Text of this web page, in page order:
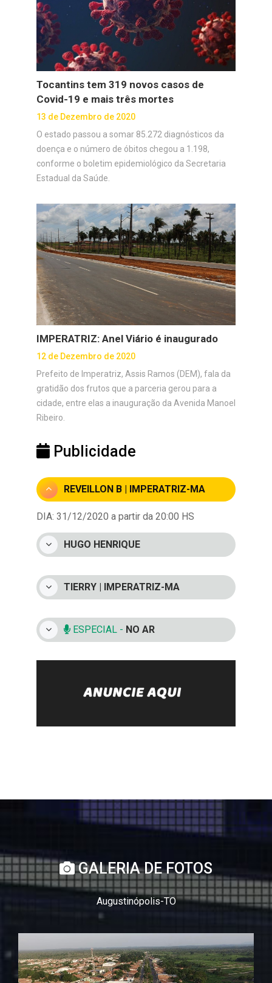
Tocantins tem 319 novos casos de
Covid-19 e mais três mortes
13 de Dezembro de 2020
O estado passou a somar 85.272 diagnósticos da
doença e o número de óbitos chegou a 1.198,
conforme o boletim epidemiológico da Secretaria
Estadual da Saúde.
IMPERATRIZ: Anel Viário é inaugurado
12 de Dezembro de 2020
Prefeito de Imperatriz, Assis Ramos (DEM), fala da
gratidão dos frutos que a parceria gerou para a
cidade, entre elas a inauguração da Avenida Manoel
Ribeiro.
Publicidade
REVEILLON B | IMPERATRIZ-MA
DIA: 31/12/2020 a partir da 20:00 HS
HUGO HENRIQUE
TIERRY | IMPERATRIZ-MA
ESPECIAL - NO AR
GALERIA DE FOTOS
Augustinópolis-TO